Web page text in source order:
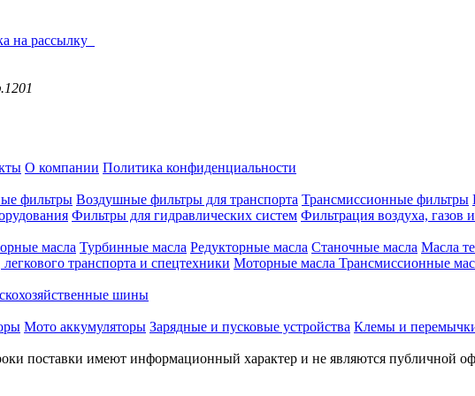
на рассылку
О компании Политика конфиденциальности
фильтры Воздушные фильтры для транспорта Трансмиссионные фильтры
Фильтры для гидравлических систем Фильтрация воздуха, газов
масла Турбинные масла Редукторные масла Станочные масла Масла
транспорта и спецтехники Моторные масла Трансмиссионные
шины
Мото аккумуляторы Зарядные и пусковые устройства Клемы и
поставки имеют информационный характер и не являются публичной